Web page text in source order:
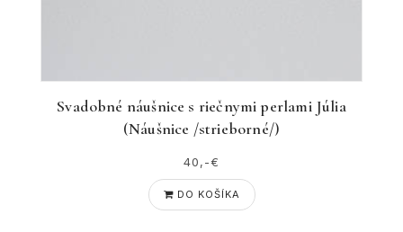
Svadobné náušnice s riečnymi perlami Júlia
(Náušnice /strieborné/)
40,-€
DO KOŠÍKA